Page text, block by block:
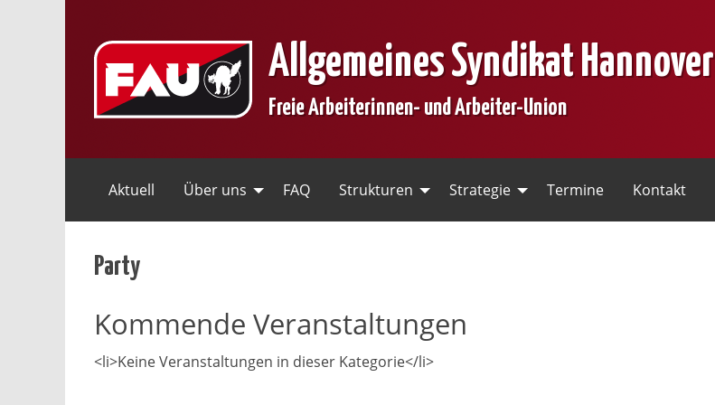
Allgemeines Syndikat Hannover
Freie Arbeiterinnen- und Arbeiter-Union
Aktuell Über uns FAQ Strukturen Strategie Termine Kontakt
Party
Kommende Veranstaltungen
<li>Keine Veranstaltungen in dieser Kategorie</li>